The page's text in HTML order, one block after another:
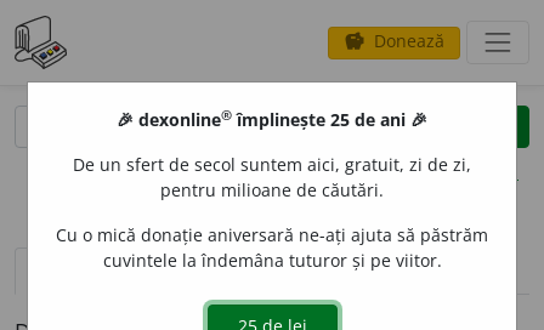
savings Donează
clear
opțiuni
definiții (1) pronunțievolume_up (4)
🎉 dexonline® împlinește 25 de ani 🎉
De un sfert de secol suntem aici, gratuit, zi de zi,
pentru milioane de căutări.
Cu o mică donație aniversară ne-ați ajuta să păstrăm
cuvintele la îndemâna tuturor și pe viitor.